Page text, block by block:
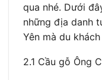
qua nhé. Dưới
những địa danh
Yên mà du
2.1 Cầu gỗ Ông